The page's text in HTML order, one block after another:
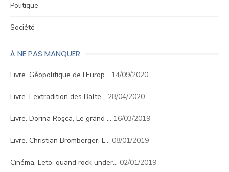
Politique
Société
À NE PAS MANQUER
Livre. Géopolitique de l’Europ… 14/09/2020
Livre. L’extradition des Balte… 28/04/2020
Livre. Dorina Roşca, Le grand … 16/03/2019
Livre. Christian Bromberger, L… 08/01/2019
Cinéma. Leto, quand rock under… 02/01/2019